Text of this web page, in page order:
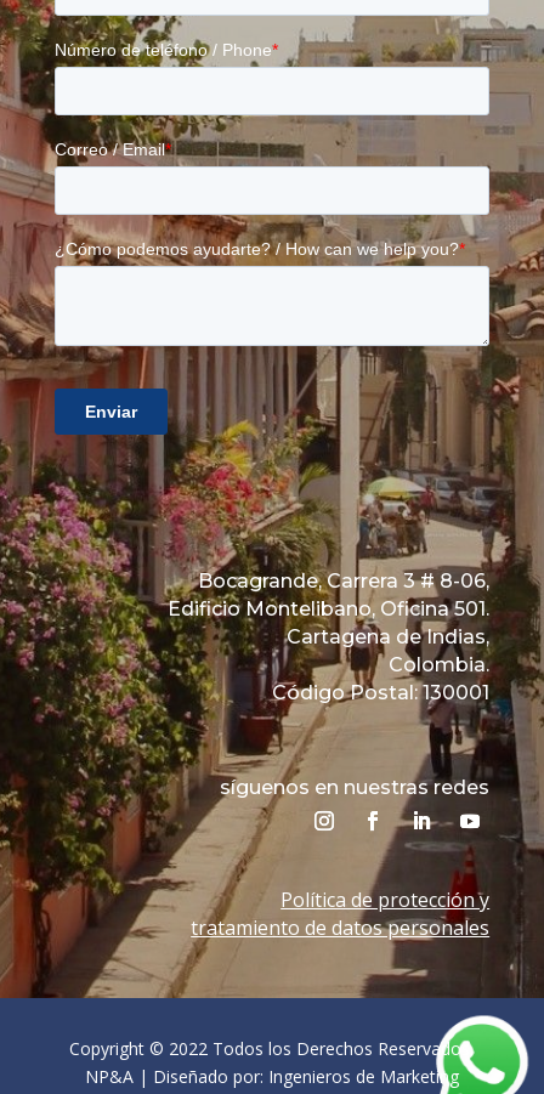
Bocagrande, Carrera 3 # 8-06,
Edificio Montelibano, Oficina 501.
Cartagena de Indias,
Colombia.
Código Postal: 130001
síguenos en nuestras redes
Política de protección y
tratamiento de datos personales
Copyright © 2022 Todos los Derechos Reservados.
NP&A | Diseñado por: Ingenieros de Marketing